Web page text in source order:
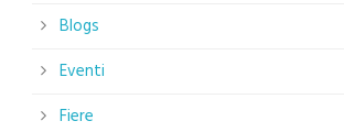
Blogs
Eventi
Fiere